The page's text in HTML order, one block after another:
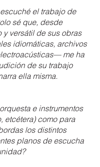
el trabajo de
sé que, desde
versátil de sus obras
idiomáticas, archivos
me ha
de su trabajo
ella misma.
e instrumentos
etcétera) como para
los distintos
planos de escucha